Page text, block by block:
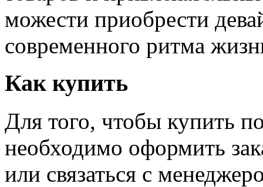
можести приобрести
современного ритма
Как купить
Для того, чтобы купить
необходимо оформить
или связаться с